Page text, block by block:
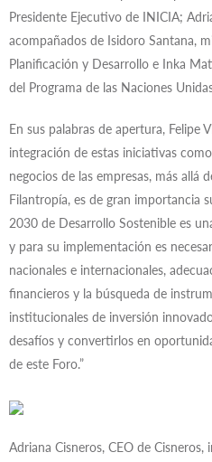
Presidente Ejecutivo de INICIA;
acompañados de Isidoro Santana,
Planificación y Desarrollo e Inka
del Programa de las Naciones
En sus palabras de apertura, Felipe
integración de estas iniciativas
negocios de las empresas, más allá
Filantropía, es de gran importancia
2030 de Desarrollo Sostenible es
y para su implementación es
nacionales e internacionales,
financieros y la búsqueda de
institucionales de inversión
desafíos y convertirlos en
de este Foro.”
Adriana Cisneros, CEO de Cisneros,